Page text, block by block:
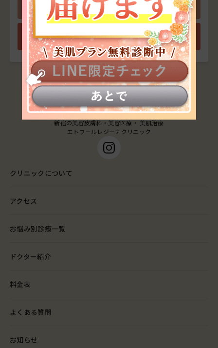
0120-966-527 お問い合わせ
無料カウンセリング予約
新宿の美容皮膚科・美容医療・ 美肌治療
エトワールレジーナクリニック
クリニックについて
アクセス
お悩み別診療一覧
ドクター紹介
料金表
よくある質問
お知らせ